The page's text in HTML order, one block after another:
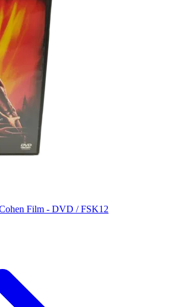
Film - DVD / FSK12